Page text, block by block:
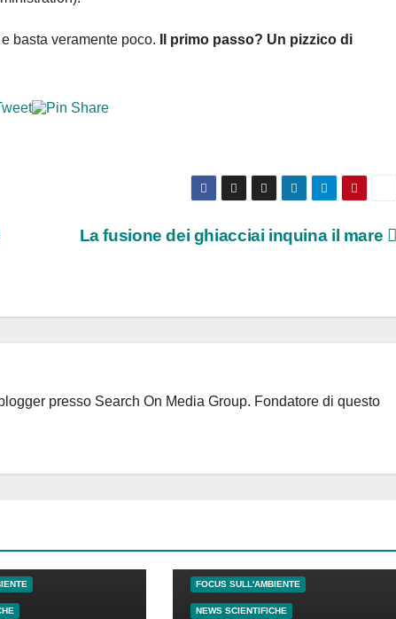
basta veramente poco.
Il primo passo? Un pizzico di
La fusione dei ghiacciai inquina il mare
presso Search On Media Group. Fondatore di questo
FOCUS SULL'AMBIENTE
NEWS SCIENTIFICHE